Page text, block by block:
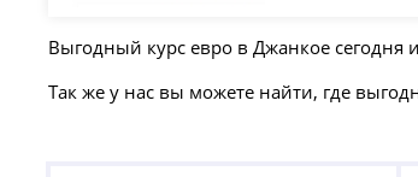
Выгодный курс евро в Джанкое сегодня
Так же у нас вы можете найти, где